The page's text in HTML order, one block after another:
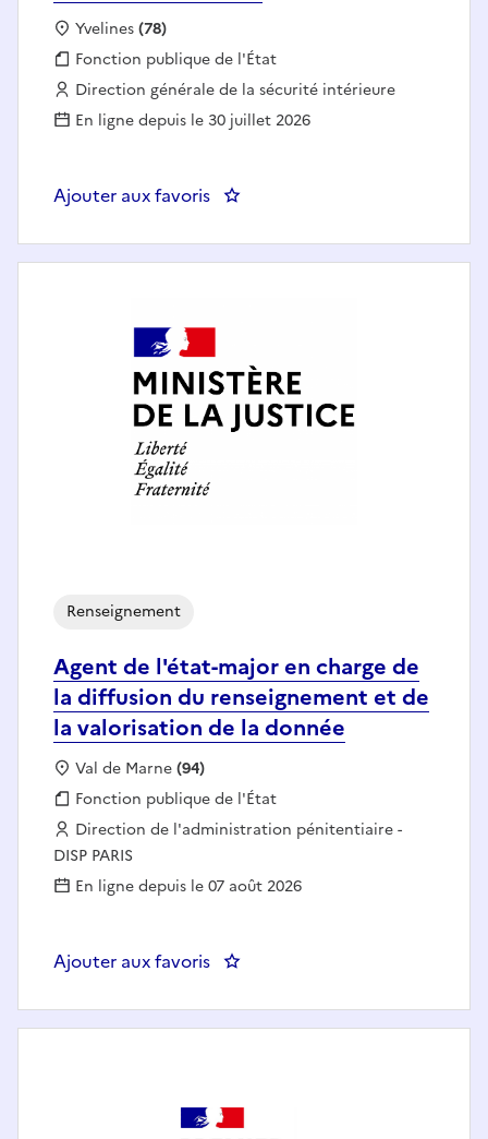
Localisation :
Yvelines(78)
Fonction publique :
Fonction publique de l'État
Employeur :
Direction générale de la sécurité intérieure
En ligne depuis le 30 juillet 2026
Ajouter aux favoris : Chef(fe) de la cellule analyse
Agent de l'état-major en charge de
la diffusion du renseignement et de
la valorisation de la donnée
Renseignement
Localisation :
Val de Marne(94)
Fonction publique :
Fonction publique de l'État
Employeur :
Direction de l'administration pénitentiaire -
DISP PARIS
En ligne depuis le 07 août 2026
Ajouter aux favoris : Agent de l'état-major en